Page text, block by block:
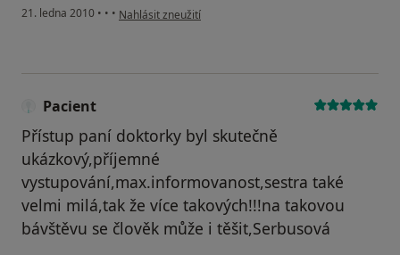
21. ledna 2010 • • • podle názoru uživatele Pacient
Nahlásit zneužití
Pacient
Přístup paní doktorky byl skutečně
ukázkový,příjemné
vystupování,max.informovanost,sestra také
velmi milá,tak že více takových!!!na takovou
bávštěvu se člověk může i těšit,Serbusová